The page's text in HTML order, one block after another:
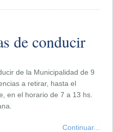
de conducir
de la Municipalidad de 9
a retirar, hasta el
en el horario de 7 a 13 hs.
Continuar...